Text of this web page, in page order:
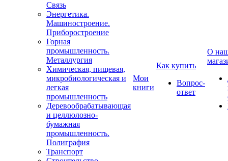
Связь
Энергетика.
Машиностроение.
Приборостроение
Горная
промышленность.
Металлургия
Химическая, пищевая,
микробиологическая и
легкая
промышленность
Деревообрабатывающая
и целлюлозно-
бумажная
промышленность.
Полиграфия
Транспорт
Мои
книги
Как купить
Вопрос-
ответ
О